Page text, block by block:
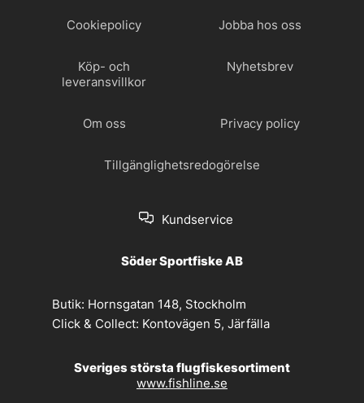
Cookiepolicy Jobba hos oss
Köp- och
leveransvillkor
Nyhetsbrev
Om oss Privacy policy
Tillgänglighetsredogörelse
Kundservice
Söder Sportfiske AB
Butik: Hornsgatan 148, Stockholm
Click & Collect: Kontovägen 5, Järfälla
Sveriges största flugfiskesortiment
www.fishline.se